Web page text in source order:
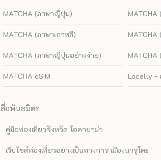
MATCHA (ภาษาญี่ปุ่น)
MATCHA (ภาษาเกาหลี)
MATCHA (ภาษาญี่ปุ่นอย่างง่าย) MATCHA
MATCHA eSIM Locally -
สื่อพันธมิตร
คู่มือท่องเที่ยวจังหวัด โอคายาม่า
เว็บไซต์ท่องเที่ยวอย่างเป็นทางการ เมืองนารุโตะ